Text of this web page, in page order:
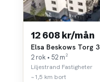
12 608 kr/mån
Elsa Beskows Torg 3
2 rok • 52 m²
Liljestrand Fastigheter
~1,5 km bort